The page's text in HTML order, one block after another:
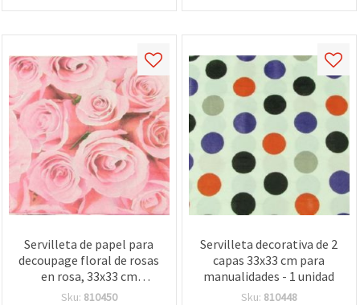
Servilleta de papel para
decoupage floral de rosas
en rosa, 33x33 cm
(Luncheon), 2 capas, 1
Sku: 810450
Servilleta decorativa de 2
capas 33x33 cm para
manualidades - 1 unidad
Sku: 810448